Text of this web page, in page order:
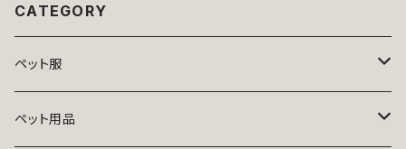
CATEGORY
ペット服
トップス
ペット用品